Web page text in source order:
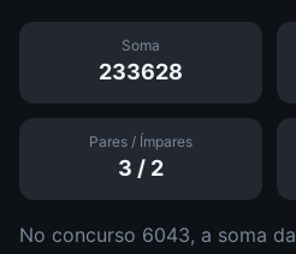
Soma
233628
Pares / Ímpares
3 / 2
No concurso 6043, a soma